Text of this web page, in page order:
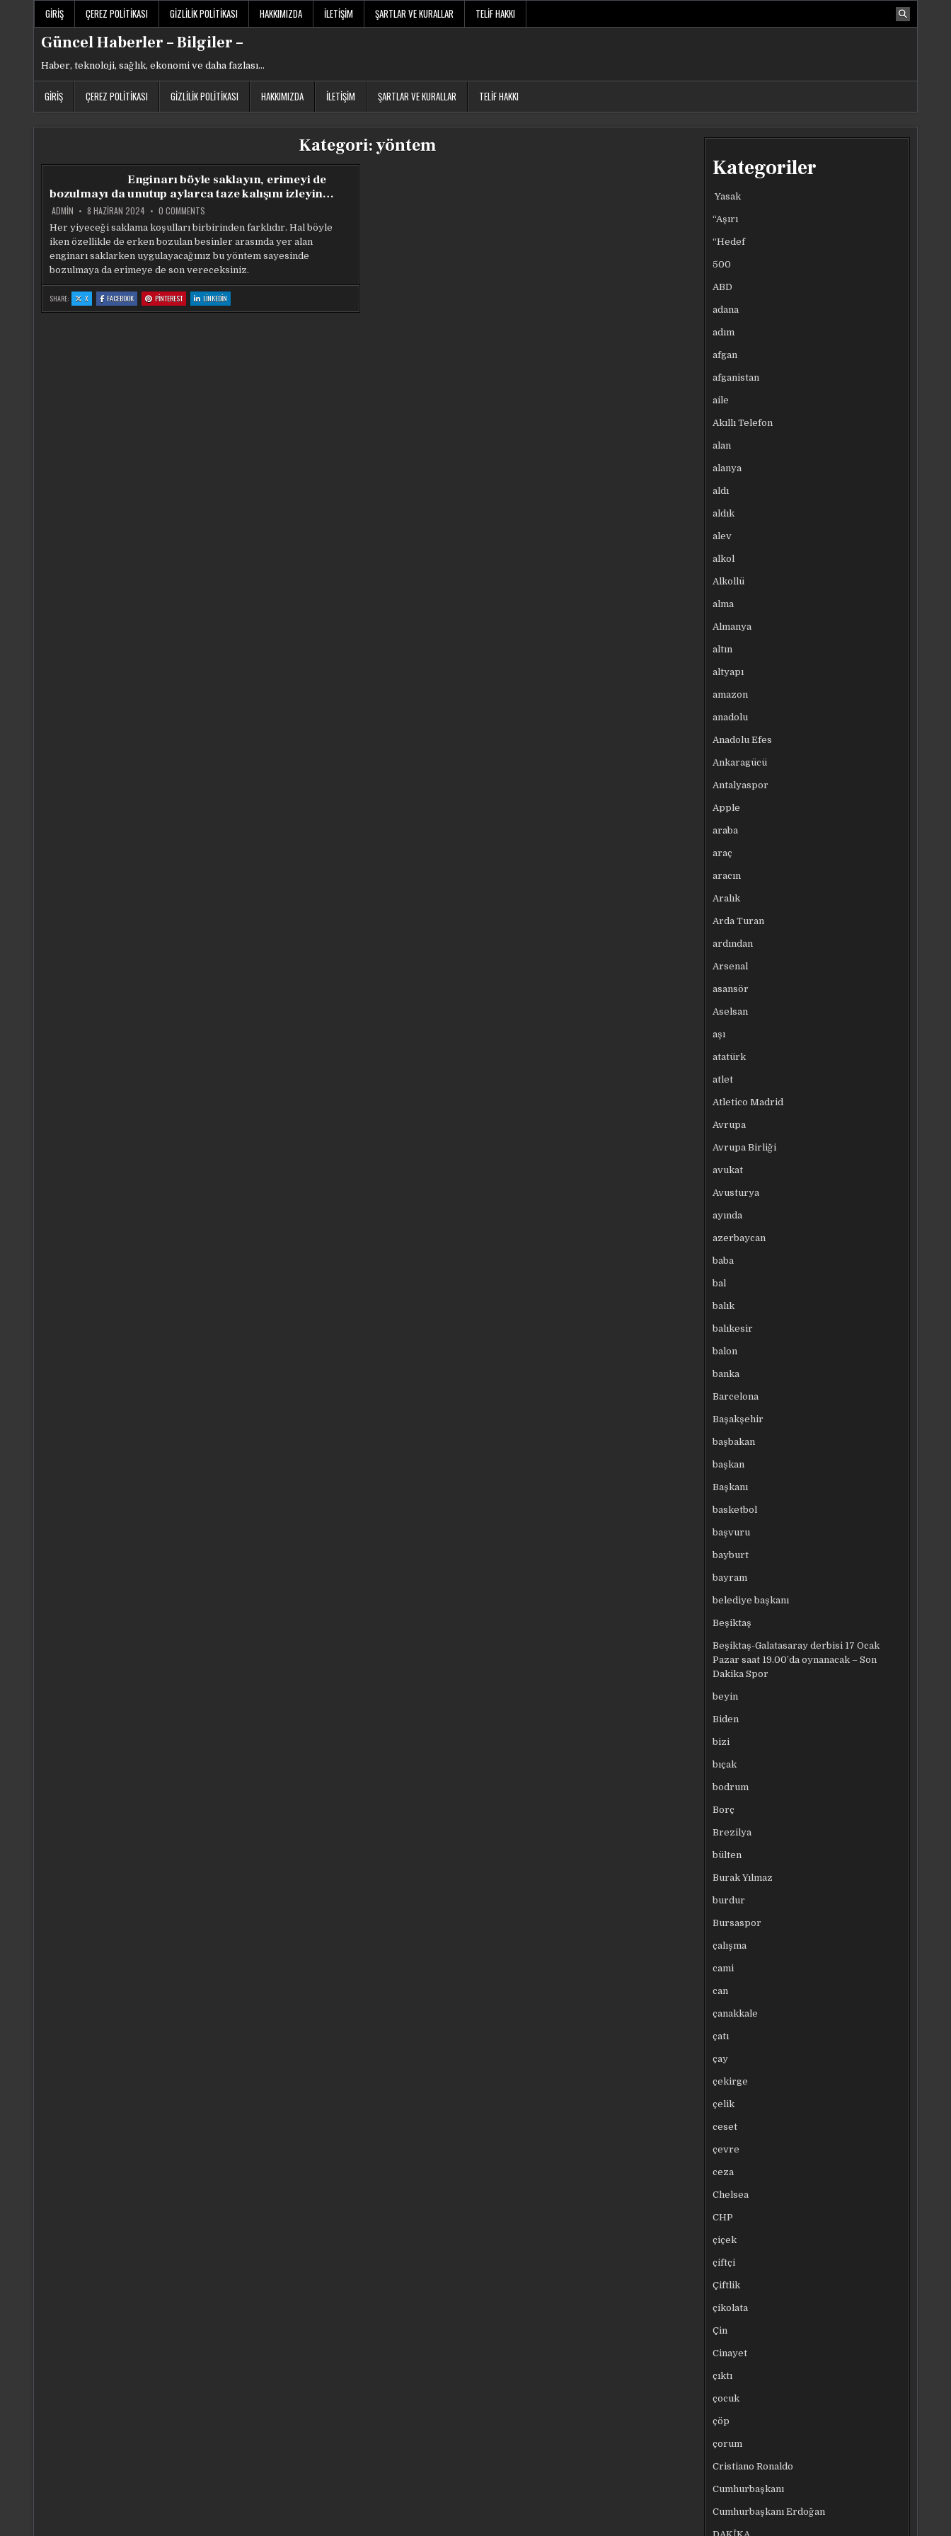
GIRIŞ ÇEREZ POLITIKASI GIZLILIK POLITIKASI HAKKIMIZDA İLETIŞIM ŞARTLAR VE KURALLAR TELIF HAKKI
Güncel Haberler – Bilgiler –
Haber, teknoloji, sağlık, ekonomi ve daha fazlası…
GIRIŞ ÇEREZ POLITIKASI GIZLILIK POLITIKASI HAKKIMIZDA İLETIŞIM ŞARTLAR VE KURALLAR TELIF HAKKI
Kategori:yöntem
Enginarı böyle saklayın, erimeyi de
bozulmayı da unutup aylarca taze kalışını izleyin…
ADMIN 8 HAZIRAN 2024 0 COMMENTS
BÖYLE
SAKLAYIN,
ERIMEYI
DE
BOZULMAYI
DA
AYLARCA
TAZE
KALIŞINI
IZLEYIN…
Her yiyeceği saklama koşulları birbirinden farklıdır. Hal böyle
iken özellikle de erken bozulan besinler arasında yer alan
enginarı saklarken uygulayacağınız bu yöntem sayesinde
bozulmaya da erimeye de son vereceksiniz.
SHARE: X:
ENGINARI
BÖYLE
FACEBOOK:
ENGINARI
BÖYLE
PINTEREST:
ENGINARI
BÖYLE
LINKEDIN
ENGINARI
BÖYLE
Kategoriler
Yasak
“Aşırı
“Hedef
500
ABD
adana
adım
afgan
afganistan
aile
Akıllı Telefon
alan
alanya
aldı
aldık
alev
alkol
Alkollü
alma
Almanya
altın
altyapı
amazon
anadolu
Anadolu Efes
Ankaragücü
Antalyaspor
Apple
araba
araç
aracın
Aralık
Arda Turan
ardından
Arsenal
asansör
Aselsan
aşı
atatürk
atlet
Atletico Madrid
Avrupa
Avrupa Birliği
avukat
Avusturya
ayında
azerbaycan
baba
bal
balık
balıkesir
balon
banka
Barcelona
Başakşehir
başbakan
başkan
Başkanı
basketbol
başvuru
bayburt
bayram
belediye başkanı
Beşiktaş
Beşiktaş-Galatasaray derbisi 17 Ocak
Pazar saat 19.00’da oynanacak – Son
Dakika Spor
beyin
Biden
bizi
bıçak
bodrum
Borç
Brezilya
bülten
Burak Yılmaz
burdur
Bursaspor
çalışma
cami
can
çanakkale
çatı
çay
çekirge
çelik
ceset
çevre
ceza
Chelsea
CHP
çiçek
çiftçi
Çiftlik
çikolata
Çin
Cinayet
çıktı
çocuk
çöp
çorum
Cristiano Ronaldo
Cumhurbaşkanı
Cumhurbaşkanı Erdoğan